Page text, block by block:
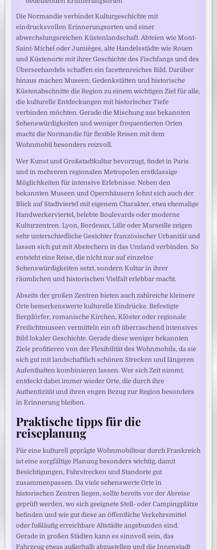
Die Normandie verbindet Kulturgeschichte mit
eindrucksvollen Erinnerungsorten und einer
abwechslungsreichen Küstenlandschaft. Abteien wie Mont-
Saint-Michel oder Jumièges, alte Handelsstädte wie Rouen
und Küstenorte mit ihrer Geschichte des Fischfangs und des
Überseehandels schaffen ein facettenreiches Bild. Darüber
hinaus machen Museen, Gedenkstätten und historische
Küstenabschnitte die Region zu einem wichtigen Ziel für alle,
die kulturelle Entdeckungen mit historischer Tiefe
verbinden möchten. Gerade die Mischung aus bekannten
Sehenswürdigkeiten und weniger frequentierten Orten
macht die Normandie für flexible Reisen mit dem
Wohnmobil besonders reizvoll.
Wer Kunst und Großstadtkultur bevorzugt, findet in Paris
und in mehreren regionalen Metropolen erstklassige
Möglichkeiten für intensive Erlebnisse. Neben den
bekannten Museen und Opernhäusern lohnt sich auch der
Blick auf Stadtviertel mit eigenem Charakter, etwa ehemalige
Handwerkerviertel, belebte Boulevards oder moderne
Kulturzentren. Lyon, Bordeaux, Lille oder Marseille zeigen
sehr unterschiedliche Gesichter französischer Urbanität und
lassen sich gut mit Abstechern in das Umland verbinden. So
entsteht eine Reise, die nicht nur auf einzelne
Sehenswürdigkeiten setzt, sondern Kultur in ihrer
räumlichen und historischen Vielfalt erlebbar macht.
Abseits der großen Zentren bieten auch zahlreiche kleinere
Orte bemerkenswerte kulturelle Eindrücke. Befestigte
Bergdörfer, romanische Kirchen, Klöster oder regionale
Freilichtmuseen vermitteln ein oft überraschend intensives
Bild lokaler Geschichte. Gerade diese weniger bekannten
Ziele profitieren von der Flexibilität des Wohnmobils, da sie
sich gut mit landschaftlich schönen Strecken und längeren
Aufenthalten kombinieren lassen. Wer sich Zeit nimmt,
entdeckt dabei immer wieder Orte, die durch ihre
Authentizität und ihren engen Bezug zur Region besonders
in Erinnerung bleiben.
Praktische tipps für die
reiseplanung
Für eine kulturell geprägte Wohnmobiltour durch Frankreich
ist eine sorgfältige Planung besonders wichtig, damit
Besichtigungen, Fahrstrecken und Standorte gut
zusammenpassen. Da viele sehenswerte Orte in
historischen Zentren liegen, sollte bereits vor der Abreise
geprüft werden, wo sich geeignete Stell- oder Campingplätze
befinden und wie gut diese an öffentliche Verkehrsmittel
oder fußläufig erreichbare Altstädte angebunden sind.
Gerade in großen Städten kann es sinnvoll sein, das
Fahrzeug etwas außerhalb abzustellen und die Innenstadt